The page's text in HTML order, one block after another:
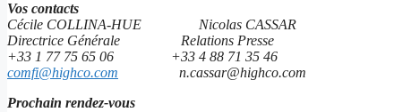
Vos contacts
Cécile COLLINA-HUE
Nicolas CASSAR
Directrice Générale
Relations Presse
+33 1 77 75 65 06
+33 4 88 71 35 46
comfi@highco.com
n.cassar@highco.com
Prochain rendez-vous